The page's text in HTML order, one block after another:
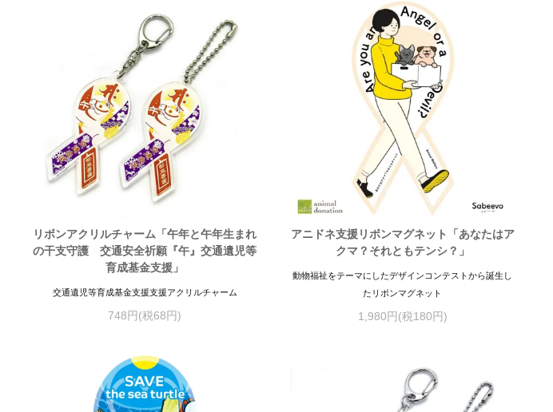
リボンアクリルチャーム「午年と午年生まれ
の干支守護 交通安全祈願『午』交通遺児等
育成基金支援」
交通遺児等育成基金支援支援アクリルチャーム
748円(税68円)
アニドネ支援リボンマグネット「あなたはア
クマ？それともテンシ？」
動物福祉をテーマにしたデザインコンテストから誕生し
たリボンマグネット
1,980円(税180円)